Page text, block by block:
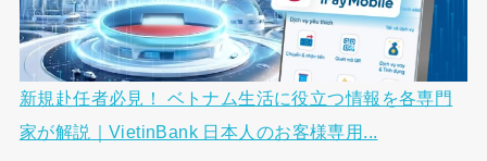
新規赴任者必見！ ベトナム生活に役立つ情報を各専門
家が解説｜VietinBank 日本人のお客様専用...